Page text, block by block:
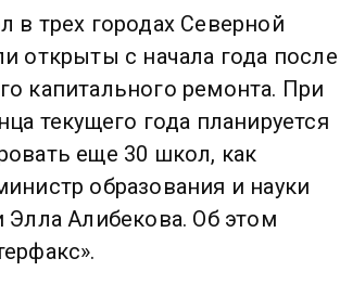
в трех городах Северной
открыты с начала года после
капитального ремонта. При
текущего года планируется
еще 30 школ, как
образования и науки
Элла Алибекова. Об этом